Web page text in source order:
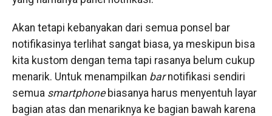
Akan tetapi kebanyakan dari semua ponsel bar
notifikasinya terlihat sangat biasa, ya meskipun bisa
kita kustom dengan tema tapi rasanya belum cukup
menarik. Untuk menampilkan barnotifikasi sendiri
semua smartphonebiasanya harus menyentuh layar
bagian atas dan menariknya ke bagian bawah karena